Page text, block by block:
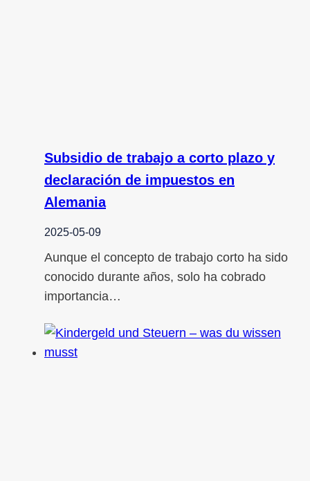
Subsidio de trabajo a corto plazo y
declaración de impuestos en
Alemania
2025-05-09
Aunque el concepto de trabajo corto ha sido
conocido durante años, solo ha cobrado
importancia…